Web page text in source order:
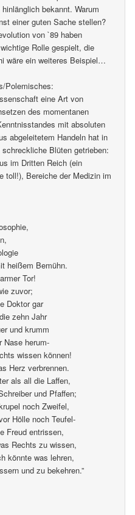
bekannt. Warum
einer guten Sache stellen?
von `89 haben
Rolle gespielt, die
wäre ein weiteres Beispiel…
Polemisches:
eine Art von
des momentanen
mit absoluten
abgeleitetem Handeln hat in
Blüten getrieben:
im Dritten Reich (ein
toll!), Bereiche der Medizin im
heißem Bemühn.
Tor!
zuvor;
Doktor gar
zehn Jahr
und krumm
Nase herum-
wissen können!
Herz verbrennen.
als all die Laffen,
und Pfaffen;
noch Zweifel,
Hölle noch Teufel-
Freud entrissen,
Rechts zu wissen,
könnte was lehren,
und zu bekehren.”